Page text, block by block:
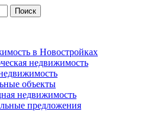
в Новостройках
недвижимость
объекты
недвижимость
предложения